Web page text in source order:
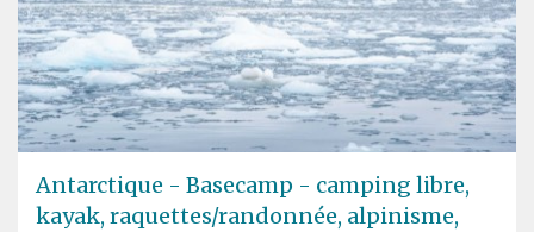
Antarctique - Basecamp - camping libre,
kayak, raquettes/randonnée, alpinisme,